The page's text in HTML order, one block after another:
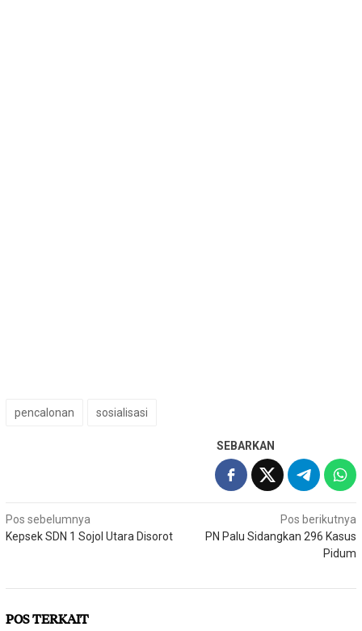
pencalonan sosialisasi
SEBARKAN
Navigasi
pos
Pos sebelumnya
Kepsek SDN 1 Sojol Utara Disorot
Pos berikutnya
PN Palu Sidangkan 296 Kasus
Pidum
POS TERKAIT